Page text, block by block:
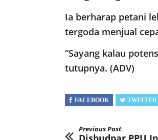
Ia berharap petani
tergoda menjual
“Sayang kalau
tutupnya. (ADV)
FACEBOOK TWITTER
Previous Post